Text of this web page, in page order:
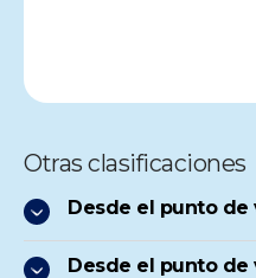
Otras clasificaciones
Desde el punto
Desde el punto